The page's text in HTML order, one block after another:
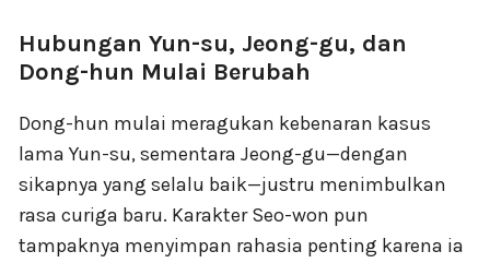
Hubungan Yun-su, Jeong-gu, dan
Dong-hun Mulai Berubah
Dong-hun mulai meragukan kebenaran kasus
lama Yun-su, sementara Jeong-gu—dengan
sikapnya yang selalu baik—justru menimbulkan
rasa curiga baru. Karakter Seo-won pun
tampaknya menyimpan rahasia penting karena ia